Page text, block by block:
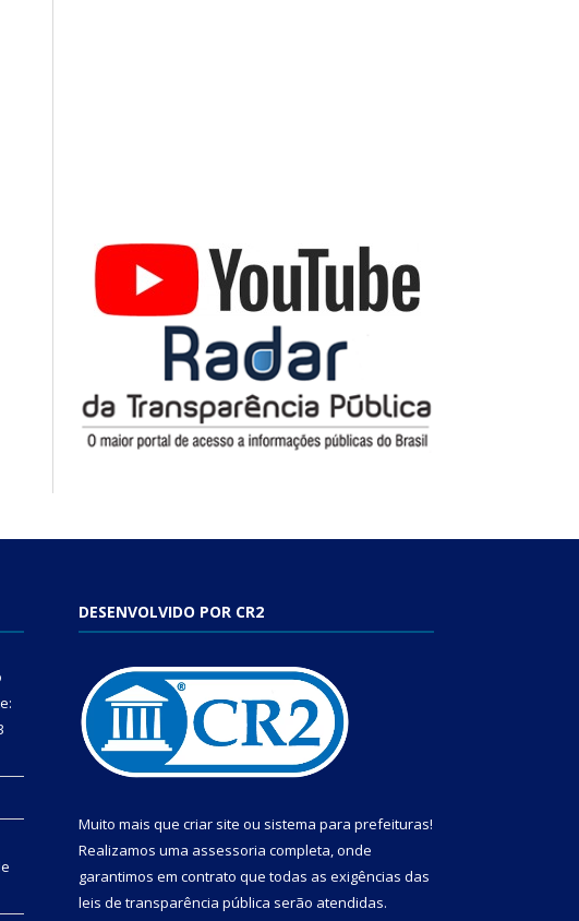
DESENVOLVIDO POR CR2
Muito mais que criar site ou sistema para prefeituras!
Realizamos uma assessoria completa, onde
garantimos em contrato que todas as exigências das
leis de transparência pública serão atendidas.